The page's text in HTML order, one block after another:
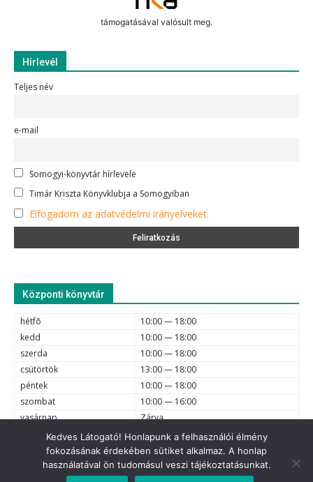
támogatásával valósult meg.
Hírlevél
Teljes név
e-mail
Somogyi-könyvtár hírlevele
Timár Kriszta Könyvklubja a Somogyiban
Elfogadom az adatvédelmi irányelveket.
Központi könyvtár
hétfõ
10:00 — 18:00
kedd
10:00 — 18:00
szerda
10:00 — 18:00
csütörtök
13:00 — 18:00
péntek
10:00 — 18:00
szombat
10:00 — 16:00
vasárnap
Zárva
6720 Szeged, Dóm tér 1-4. (62) 425-525, (62) 630-634; e-mail
© 2021 Somogyi Károly Városi és Megyei Könyvtár - Minden jog
Kedves Látogató! Honlapunk a felhasználói élmény
fokozásának érdekében sütiket alkalmaz. A honlap
használatával ön tudomásul veszi tájékoztatásunkat.